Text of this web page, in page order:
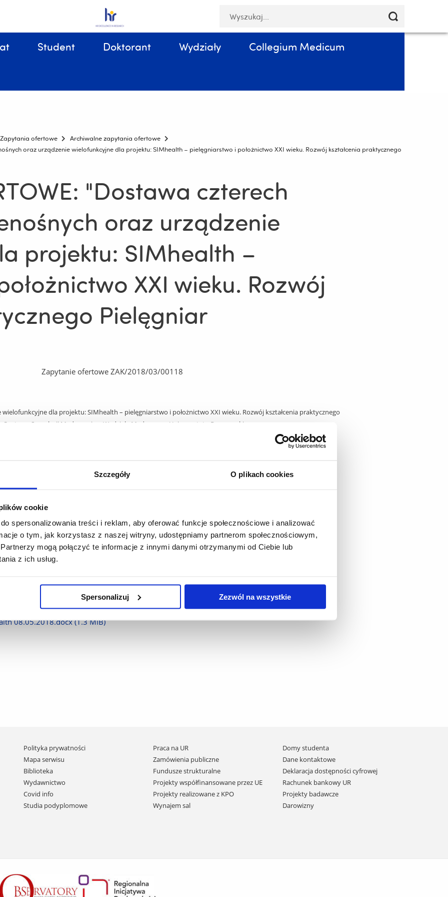
Szczegóły O plikach cookies
cookie
spersonalizowania treści i reklam, aby oferować funkcje społecznościowe i analizować
o tym, jak korzystasz z naszej witryny, udostępniamy partnerom społecznościowym,
mogą połączyć te informacje z innymi danymi otrzymanymi od Ciebie lub
z ich usług.
Spersonalizuj Zezwól na wszystkie
nawigację
do
kluczowe
Student Doktorant Wydziały Collegium Medicum
Zapytania ofertowe
Archiwalne zapytania ofertowe
oraz urządzenie wielofunkcyjne dla projektu: SIMhealth – pielęgniarstwo i położnictwo XXI wieku. Rozwój kształcenia praktycznego
"Dostawa czterech
oraz urządzenie
projektu: SIMhealth –
XXI wieku. Rozwój
Pielęgniar
Zapytanie ofertowe ZAK/2018/03/00118
dla projektu: SIMhealth – pielęgniarstwo i położnictwo XXI wieku. Rozwój kształcenia praktycznego
Symulacji Medycznej na Wydziale Medycznym Uniwersytetu Rzeszowskiego.
08.05.2018.docx (1.3 MiB)
SIMhealth 8.05.2018.docx (1.3 MiB)
08.05.2018.docx (1.3 MiB)
Pomiń
nawigację
i
przejdź
do
treści
Polityka prywatności
Mapa serwisu
Biblioteka
Wydawnictwo
Covid info
Studia podyplomowe
Praca na UR
Zamówienia publiczne
Fundusze strukturalne
Projekty współfinansowane przez UE
Projekty realizowane z KPO
Wynajem sal
Domy studenta
Dane kontaktowe
Deklaracja dostępności cyfrowej
Rachunek bankowy UR
Projekty badawcze
Darowizny